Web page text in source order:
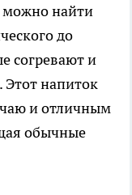
можно найти
до
согревают и
Этот напиток
и отличным
обычные